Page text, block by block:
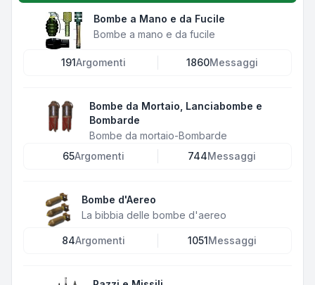
Bombe a Mano e da Fucile
Bombe a mano e da fucile
191Argomenti 1860Messaggi
Bombe da Mortaio, Lanciabombe e
Bombarde
Bombe da mortaio-Bombarde
65Argomenti 744Messaggi
Bombe d'Aereo
La bibbia delle bombe d'aereo
84Argomenti 1051 Messaggi